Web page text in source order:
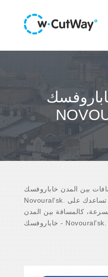
-
بين المدن خاباروفسك,
Novoural'sk. خريطة الطريق الخاصة بنا تساعدك على
كالمسافة بين المدن
خاباروفسك - Novoural'sk.